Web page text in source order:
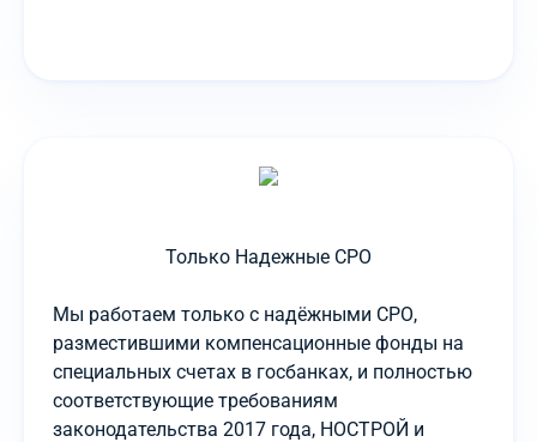
Только Надежные СРО
Мы работаем только с надёжными СРО,
разместившими компенсационные фонды на
специальных счетах в госбанках, и полностью
соответствующие требованиям
законодательства 2017 года, НОСТРОЙ и